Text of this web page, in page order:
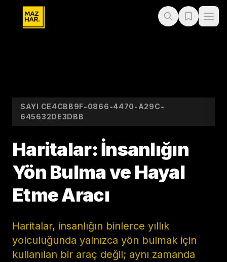
SAYI CE4CBB9F-0866-4470-A29C-
645632DE3DBB
Haritalar: İnsanlığın
Yön Bulma ve Hayal
Etme Aracı
Haritalar, insanlığın binlerce yıllık
yolculuğunda yalnızca yön bulmak için
kullanılan bir araç değil; aynı zamanda